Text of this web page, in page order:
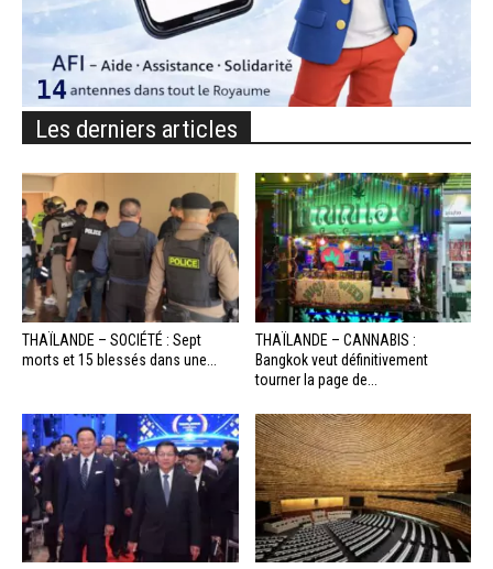
Les derniers articles
THAÏLANDE – SOCIÉTÉ : Sept
morts et 15 blessés dans une...
THAÏLANDE – CANNABIS :
Bangkok veut définitivement
tourner la page de...